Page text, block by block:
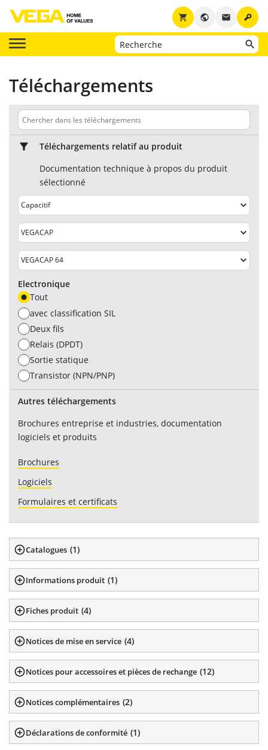
key
email
public
shopping_cart
Téléchargements
Téléchargements relatif au produit
Documentation technique à propos du produit
sélectionné
Electronique
Tout
avec classification SIL
Deux fils
Relais (DPDT)
Sortie statique
Transistor (NPN/PNP)
Autres téléchargements
Brochures entreprise et industries, documentation
logiciels et produits
Brochures
Logiciels
Formulaires et certificats
Catalogues (1)
Informations produit (1)
Fiches produit (4)
Notices de mise en service (4)
Notices pour accessoires et pièces de rechange (12)
Notices complémentaires (2)
Déclarations de conformité (1)